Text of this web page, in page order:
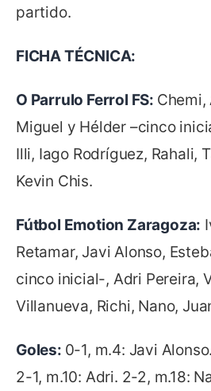
partido.
FICHA TÉCNICA:
O Parrulo Ferrol FS: Chemi,
Miguel y Hélder –cinco
Illi, Iago Rodríguez, Rahali,
Kevin Chis.
Fútbol Emotion Zaragoza:
Retamar, Javi Alonso,
cinco inicial-, Adri Pereira,
Villanueva, Richi, Nano,
Goles: 0-1, m.4: Javi
2-1, m.10: Adri. 2-2, m.18: